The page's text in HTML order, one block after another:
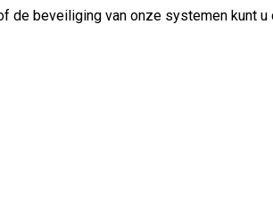
beveiliging van onze systemen kunt